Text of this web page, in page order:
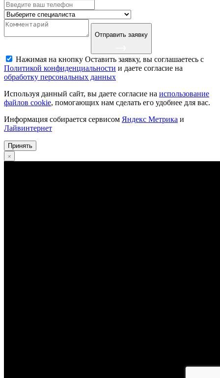
Отправить заявку
Нажимая на кнопку Оставить заявку, вы соглашаетесь с
Политикой конфиденциальности и даете согласие на
обработку персональных данных
Используя данный сайт, вы даете согласие на использование
файлов cookie, помогающих нам сделать его удобнее для вас.
Информация собирается сервисом Яндекс Метрика и
Лайвинтернет
Принять